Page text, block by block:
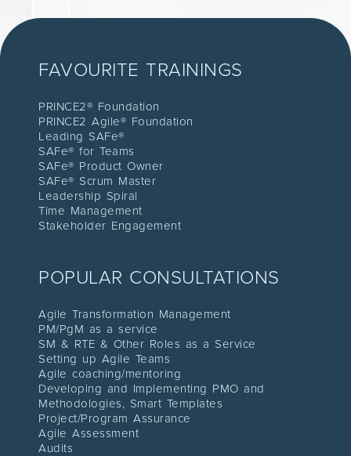
FAVOURITE TRAININGS
PRINCE2® Foundation
PRINCE2 Agile® Foundation
Leading SAFe®
SAFe® for Teams
SAFe® Product Owner
SAFe® Scrum Master
Leadership Spiral
Time Management
Stakeholder Engagement
POPULAR CONSULTATIONS
Agile Transformation Management
PM/PgM as a service
SM & RTE & Other Roles as a Service
Setting up Agile Teams
Agile coaching/mentoring
Developing and Implementing PMO and
Methodologies, Smart Templates
Project/Program Assurance
Agile Assessment
Audits